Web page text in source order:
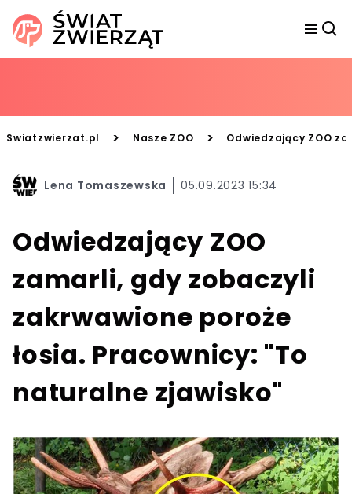
Swiatzwierzat.pl > Nasze ZOO > Odwiedzający ZOO
Lena Tomaszewska 05.09.2023 15:34
Odwiedzający ZOO
zamarli, gdy zobaczyli
zakrwawione poroże
łosia. Pracownicy: "To
naturalne zjawisko"